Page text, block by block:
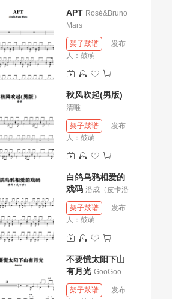
APT Rosé&Bruno
Mars
架子鼓谱
发布
人： 鼓萌
秋风吹起(男版)
清唯
架子鼓谱
发布
人： 鼓萌
白鸽乌鸦相爱的
戏码 潘成（皮卡潘
架子鼓谱
发布
人： 鼓萌
不要慌太阳下山
有月光 GooGoo-
架子鼓谱
发布